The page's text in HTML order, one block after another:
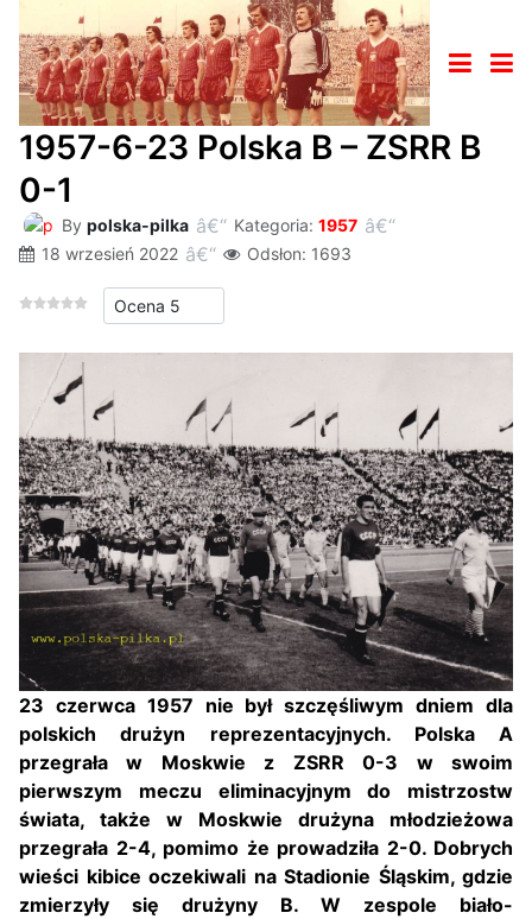
1957-6-23 Polska B – ZSRR B
0-1
By polska-pilka Kategoria: 1957
18 wrzesień 2022
Odsłon: 1693
Proszę, oceń
23 czerwca 1957 nie był szczęśliwym dniem dla
polskich drużyn reprezentacyjnych. Polska A
przegrała w Moskwie z ZSRR 0-3 w swoim
pierwszym meczu eliminacyjnym do mistrzostw
świata, także w Moskwie drużyna młodzieżowa
przegrała 2-4, pomimo że prowadziła 2-0. Dobrych
wieści kibice oczekiwali na Stadionie Śląskim, gdzie
zmierzyły się drużyny B. W zespole biało-